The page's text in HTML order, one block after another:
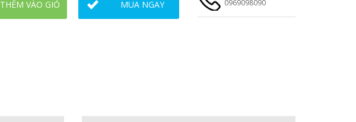
THÊM VÀO GIỎ MUA NGAY 0969098090